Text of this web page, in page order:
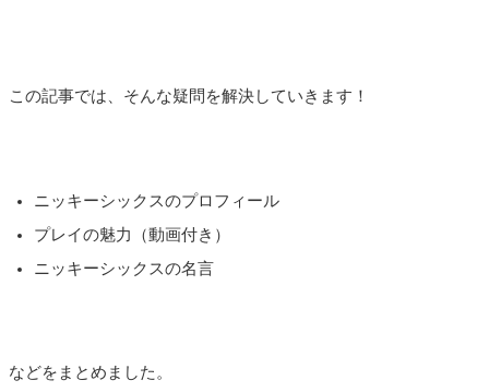
この記事では、そんな疑問を解決していきます！
ニッキーシックスのプロフィール
プレイの魅力（動画付き）
ニッキーシックスの名言
などをまとめました。